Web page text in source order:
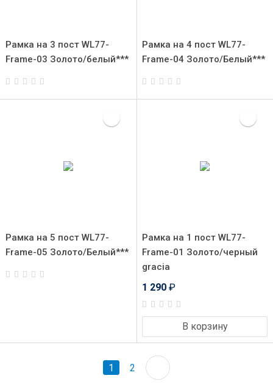
Рамка на 3 пост WL77-
Frame-03 Золото/белый***
Рамка на 4 пост WL77-
Frame-04 Золото/Белый***
Рамка на 5 пост WL77-
Frame-05 Золото/Белый***
Рамка на 1 пост WL77-
Frame-01 Золото/черный
gracia
1 290 ₽
В корзину
1 2